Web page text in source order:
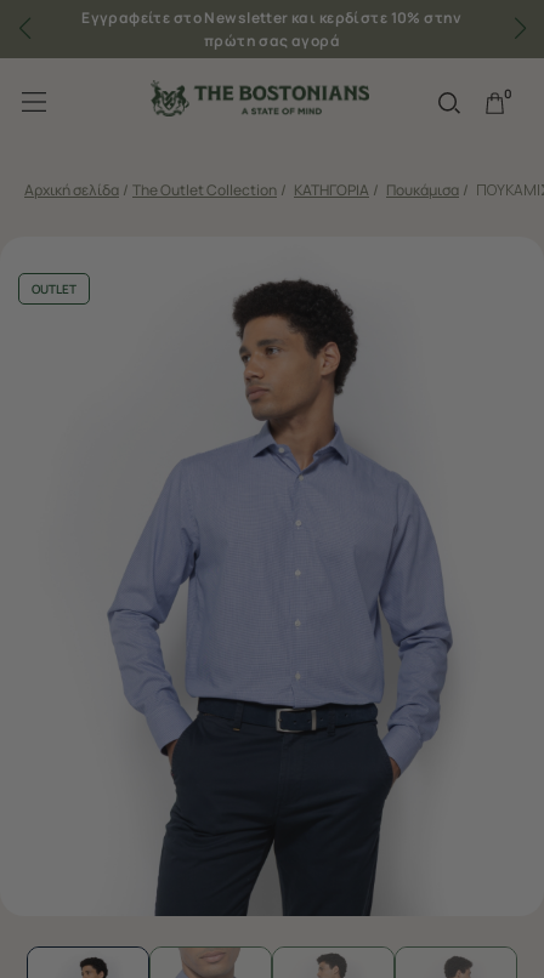
Εγγραφείτε στο Newsletter και κερδίστε 10% στην
πρώτη σας αγορά
0
Αρχική σελίδα / The Outlet Collection / ΚΑΤΗΓΟΡΙΑ / Πουκάμισα /
OUTLET